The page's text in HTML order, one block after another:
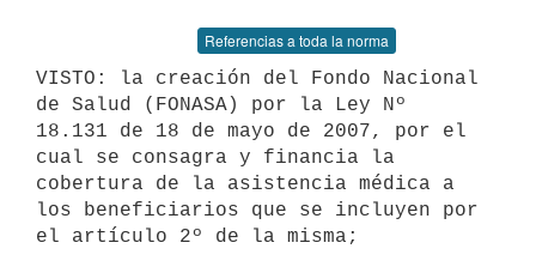
Referencias a toda la norma
VISTO: la creación del Fondo Nacional
de Salud (FONASA) por la Ley Nº
18.131 de 18 de mayo de 2007, por el
cual se consagra y financia la
cobertura de la asistencia médica a
los beneficiarios que se incluyen por
el artículo 2º de la misma;